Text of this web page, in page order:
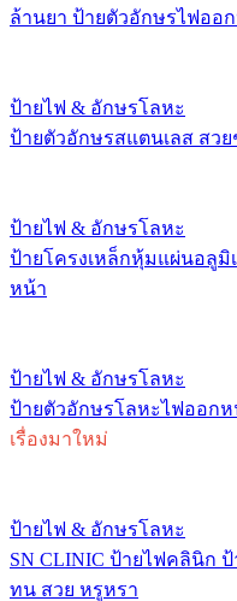
ล้านยา ป้ายตัวอักษรไฟออ
ป้ายไฟ & อักษรโลหะ
ป้ายตัวอักษรสแตนเลส สวย
ป้ายไฟ & อักษรโลหะ
ป้ายโครงเหล็กหุ้มแผ่นอลู
หน้า
ป้ายไฟ & อักษรโลหะ
ป้ายตัวอักษรโลหะไฟออกห
เรื่องมาใหม่
ป้ายไฟ & อักษรโลหะ
SN CLINIC ป้ายไฟคลินิก
ทน สวย หรูหรา